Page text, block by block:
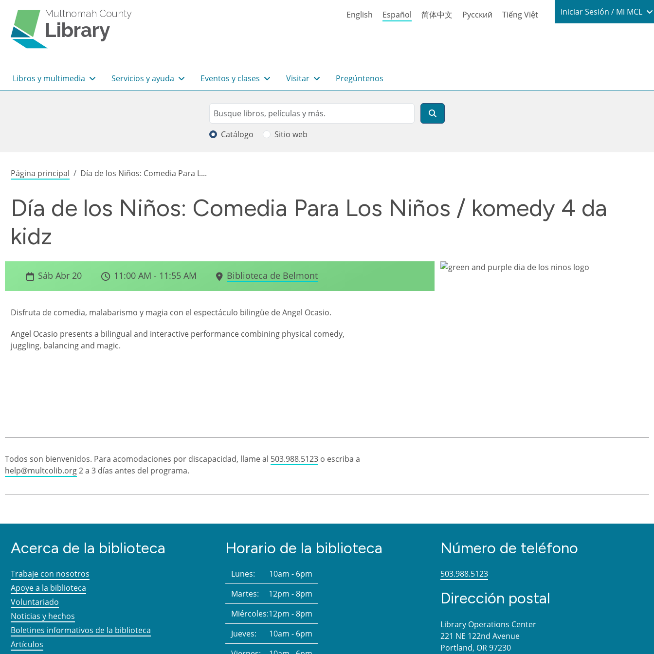
Multnomah County
Library
English Español 简体中文 Русский Tiếng Việt Login / My
Iniciar Sesión / Mi MCL
Navegación principal
Libros y multimedia Servicios y ayuda Eventos y clases Visitar Pregúntenos
Search
Buscar
Catálogo Sitio web
Sobrescribir enlaces de ayuda a la navegación
Página principal Día de los Niños: Comedia Para L...
Día de los Niños: Comedia Para Los Niños / komedy 4 da
kidz
Sáb Abr 20 11:00 AM - 11:55 AM Biblioteca de Belmont
Disfruta de comedia, malabarismo y magia con el espectáculo bilingüe de Angel Ocasio.
Angel Ocasio presents a bilingual and interactive performance combining physical comedy,
juggling, balancing and magic.
Todos son bienvenidos. Para acomodaciones por discapacidad, llame al 503.988.5123 o escriba a
help@multcolib.org2 a 3 días antes del programa.
Acerca de la biblioteca
Trabaje con nosotros
Apoye a la biblioteca
Voluntariado
Noticias y hechos
Boletines informativos de la biblioteca
Artículos
Horario de la biblioteca
Lunes:
10am - 6pm
Martes:
12pm - 8pm
Miércoles:12pm - 8pm
Jueves:
10am - 6pm
Número de teléfono
503.988.5123
Dirección postal
Library Operations Center
221 NE 122nd Avenue
Portland, OR 97230